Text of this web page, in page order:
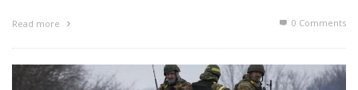
Read more 0 Comments